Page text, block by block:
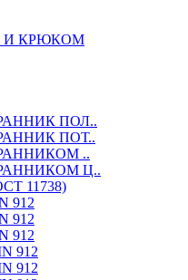
И КРЮКОМ
ПОЛ..
ПОТ..
..
Ц..
11738)
912
912
912
912
912